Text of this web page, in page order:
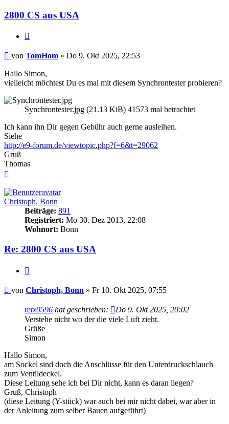
2800 CS aus USA
Beitrag
von TomHom » Do 9. Okt 2025, 22:53
Hallo Simon,
vielleicht möchtest Du es mal mit diesem Synchrontester probieren?
Synchrontester.jpg (21.13 KiB) 41573 mal betrachtet
Ich kann ihn Dir gegen Gebühr auch gerne ausleihen.
Siehe
http://e9-forum.de/viewtopic.php?f=6&t=29062
Gruß
Thomas
Christoph, Bonn
Beiträge: 891
Registriert: Mo 30. Dez 2013, 22:08
Wohnort: Bonn
Re: 2800 CS aus USA
Beitrag
von Christoph, Bonn » Fr 10. Okt 2025, 07:55
retx0596 hat geschrieben:
Do 9. Okt 2025, 20:02
Verstehe nicht wo der die viele Luft zieht.
Grüße
Simon
Hallo Simon,
am Sockel sind doch die Anschlüsse für den Unterdruckschlauch
zum Ventildeckel.
Diese Leitung sehe ich bei Dir nicht, kann es daran liegen?
Gruß, Christoph
(diese Leitung (Y-stück) war auch bei mir nicht dabei, war aber in
der Anleitung zum selber Bauen aufgeführt)